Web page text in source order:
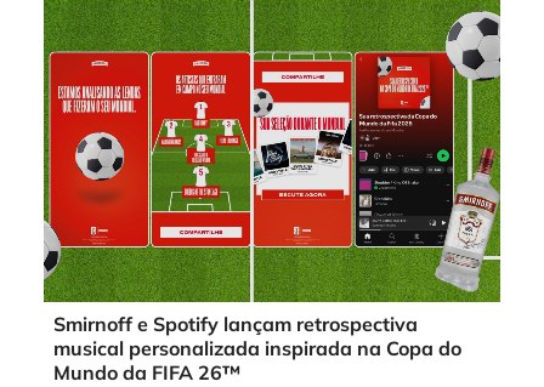
Smirnoff e Spotify lançam retrospectiva
musical personalizada inspirada na Copa do
Mundo da FIFA 26™